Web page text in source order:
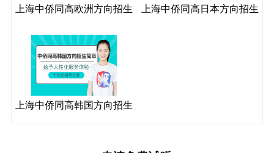
上海中侨同高欧洲方向招生
上海中侨同高日本方向招生
上海中侨同高韩国方向招生